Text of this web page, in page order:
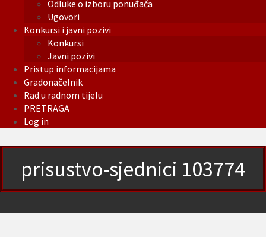
Odluke o izboru ponuđača
Ugovori
Konkursi i javni pozivi
Konkursi
Javni pozivi
Pristup informacijama
Gradonačelnik
Rad u radnom tijelu
PRETRAGA
Log in
prisustvo-sjednici 103774